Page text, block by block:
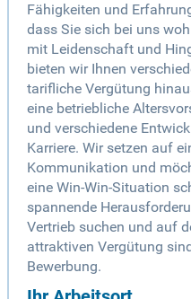
Fähigkeiten und
dass Sie sich bei uns
mit Leidenschaft und
bieten wir Ihnen
tarifliche Vergütung
eine betriebliche
und verschiedene
Karriere. Wir setzen auf
Kommunikation und
eine Win-Win-Situation
spannende
Vertrieb suchen und auf
attraktiven Vergütung
Bewerbung.